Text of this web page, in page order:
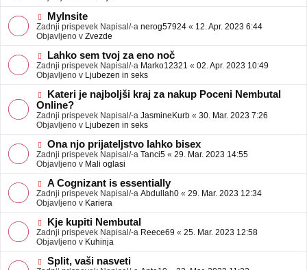
a
v
e
e
o
b
j
a
v
e
N
o
v
e
o
b
j
a
v
e
MyInsite
Zadnji prispevek Napisal/-a nerog57924 « 12. Apr. 2023 6:44
Objavljeno v Zvezde
N
o
v
e
o
b
j
a
v
e
Lahko sem tvoj za eno noč
Zadnji prispevek Napisal/-a Marko12321 « 02. Apr. 2023 10:49
Objavljeno v Ljubezen in seks
N
o
v
e
o
b
j
a
v
Kateri je najboljši kraj za nakup Poceni Nembutal
Online?
Zadnji prispevek Napisal/-a JasmineKurb « 30. Mar. 2023 7:26
Objavljeno v Ljubezen in seks
N
o
v
e
o
b
j
a
v
e
Ona njo prijateljstvo lahko bisex
Zadnji prispevek Napisal/-a Tanci5 « 29. Mar. 2023 14:55
Objavljeno v Mali oglasi
N
o
v
e
o
b
j
a
v
A Cognizant is essentially
Zadnji prispevek Napisal/-a Abdullah0 « 29. Mar. 2023 12:34
Objavljeno v Kariera
N
o
v
e
o
Kje kupiti Nembutal
Zadnji prispevek Napisal/-a Reece69 « 25. Mar. 2023 12:58
Objavljeno v Kuhinja
N
Split, vaši nasveti